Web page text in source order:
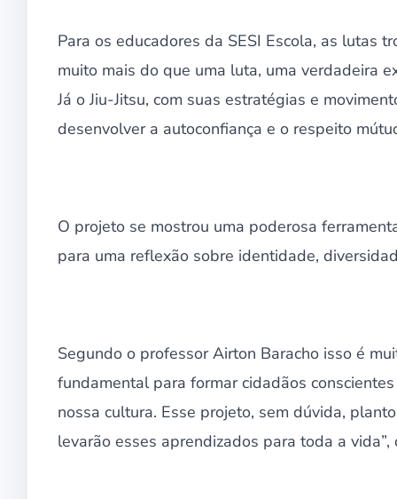
Para os educadores da SESI Escola, as lutas
muito mais do que uma luta, uma verdadeira
Já o Jiu-Jitsu, com suas estratégias e
desenvolver a autoconfiança e o respeito
O projeto se mostrou uma poderosa
para uma reflexão sobre identidade,
Segundo o professor Airton Baracho isso é
fundamental para formar cidadãos
nossa cultura. Esse projeto, sem dúvida,
levarão esses aprendizados para toda a vida”,